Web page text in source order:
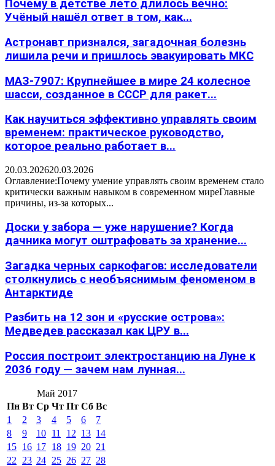
Почему в детстве лето длилось вечно:
Учёный нашёл ответ в том, как...
Астронавт признался, загадочная болезнь
лишила речи и пришлось эвакуировать МКС
МАЗ-7907: Крупнейшее в мире 24 колесное
шасси, созданное в СССР для ракет...
Как научиться эффективно управлять своим
временем: практическое руководство,
которое реально работает в...
20.03.202620.03.2026
Оглавление:Почему умение управлять своим временем стало
критически важным навыком в современном миреГлавные
причины, из-за которых...
Доски у забора — уже нарушение? Когда
дачника могут оштрафовать за хранение...
Загадка черных саркофагов: исследователи
столкнулись с необъяснимым феноменом в
Антарктиде
Разбить на 12 зон и «русские острова»:
Медведев рассказал как ЦРУ в...
Россия построит электростанцию на Луне к
2036 году — зачем нам лунная...
Май 2017
Пн Вт Ср Чт Пт Сб Вс
1
2 3 4 5 6
7
8
9 10 11 12 13 14
15 16 17 18 19 20 21
22
23 24 25 26 27 28